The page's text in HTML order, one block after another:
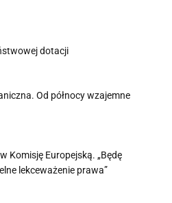
dotacji
Od północy wzajemne
Komisję Europejską. „Będę
lekceważenie prawa”